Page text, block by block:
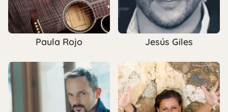
Paula Rojo Jesús Giles